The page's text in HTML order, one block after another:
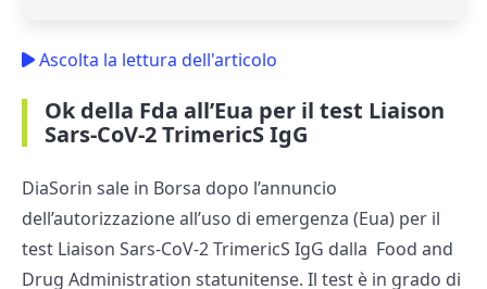
Ascolta la lettura dell'articolo
Ok della Fda all’Eua per il test Liaison
Sars-CoV-2 TrimericS IgG
DiaSorin sale in Borsa dopo l’annuncio
dell’autorizzazione all’uso di emergenza (Eua) per il
test Liaison Sars-CoV-2 TrimericS IgG dalla Food and
Drug Administration statunitense. Il test è in grado di